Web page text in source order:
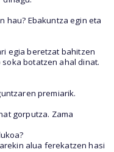
hau? Ebakuntza egin eta
egia beretzat bahitzen
botatzen ahal dinat.
premiarik.
gorputza. Zama
alua ferekatzen hasi